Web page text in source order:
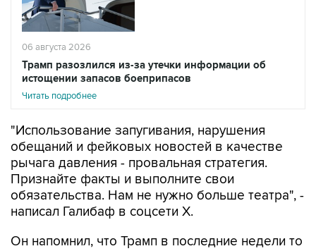
06 августа 2026
Трамп разозлился из-за утечки информации об
истощении запасов боеприпасов
Читать подробнее
"Использование запугивания, нарушения
обещаний и фейковых новостей в качестве
рычага давления - провальная стратегия.
Признайте факты и выполните свои
обязательства. Нам не нужно больше театра", -
написал Галибаф в соцсети X.
Он напомнил, что Трамп в последние недели то